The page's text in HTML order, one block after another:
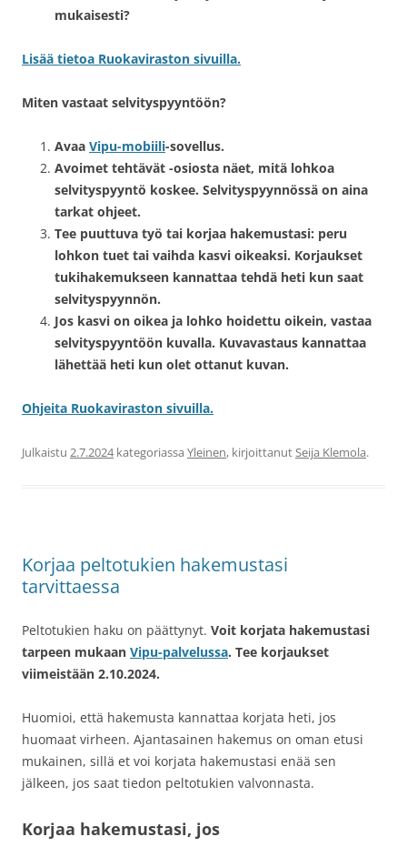
mukaisesti?
Lisää tietoa Ruokaviraston sivuilla.
Miten vastaat selvityspyyntöön?
Avaa Vipu-mobiili-sovellus.
Avoimet tehtävät -osiosta näet, mitä lohkoa
selvityspyyntö koskee. Selvityspyynnössä on aina
tarkat ohjeet.
Tee puuttuva työ tai korjaa hakemustasi: peru
lohkon tuet tai vaihda kasvi oikeaksi. Korjaukset
tukihakemukseen kannattaa tehdä heti kun saat
selvityspyynnön.
Jos kasvi on oikea ja lohko hoidettu oikein, vastaa
selvityspyyntöön kuvalla. Kuvavastaus kannattaa
lähettää heti kun olet ottanut kuvan.
Ohjeita Ruokaviraston sivuilla.
Julkaistu 2.7.2024kategoriassa Yleinen, kirjoittanutSeija Klemola.
Korjaa peltotukien hakemustasi
tarvittaessa
Peltotukien haku on päättynyt. Voit korjata hakemustasi
tarpeen mukaan Vipu-palvelussa. Tee korjaukset
viimeistään 2.10.2024.
Huomioi, että hakemusta kannattaa korjata heti, jos
huomaat virheen. Ajantasainen hakemus on oman etusi
mukainen, sillä et voi korjata hakemustasi enää sen
jälkeen, jos saat tiedon peltotukien valvonnasta.
Korjaa hakemustasi, jos